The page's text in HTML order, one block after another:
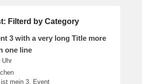
Filterd by Category
3 with a very long Title more
one line
Uhr
ist mein 3. Event